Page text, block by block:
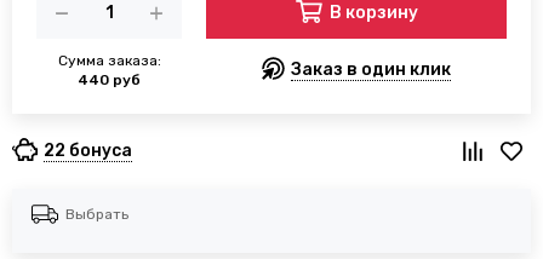
Сумма заказа:
440 руб
В корзину
Заказ в один клик
22 бонуса
Выбрать